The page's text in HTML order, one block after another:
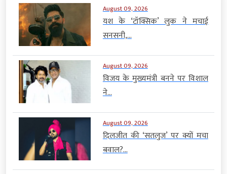
August 09, 2026
यश के ‘टॉक्सिक’ लुक ने मचाई
सनसनी,...
August 09, 2026
विजय के मुख्यमंत्री बनने पर विशाल
ने...
August 09, 2026
दिलजीत की ‘सतलुज’ पर क्यों मचा
बवाल?...